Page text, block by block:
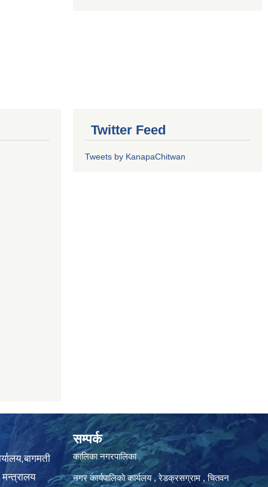
Twitter Feed
Tweets by KanapaChitwan
सम्पर्क
कालिका नगरपालिका
नगर कार्यपालिकाे कार्यलय‍ , रेडक्रसग्राम , चितवन